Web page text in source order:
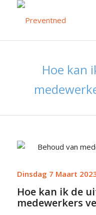
Hoe kan
Dinsdag 7 Maart
Hoe kan ik de
medewerkers